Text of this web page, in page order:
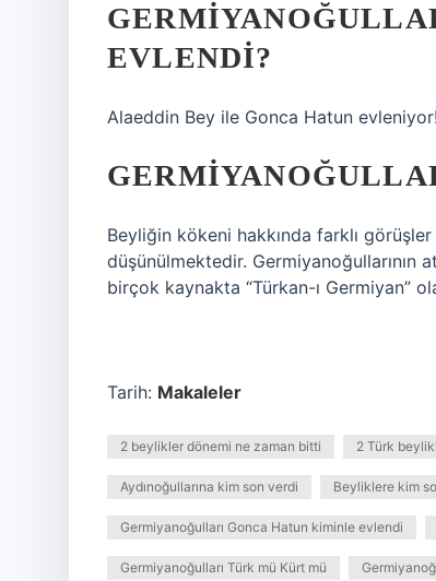
EVLENDI?
Alaeddin Bey ile Gonca Hatun
Beyliğin kökeni hakkında farklı
düşünülmektedir. Germiyanoğullarının
birçok kaynakta “Türkan-ı Germiyan”
Tarih: Makaleler
2 beylikler dönemi ne zaman bitti 2 Türk
Aydınoğullarına kim son verdi Beyliklere kim
Germiyanoğulları Gonca Hatun kiminle evlendi
Germiyanoğulları Türk mü Kürt mü